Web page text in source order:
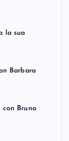
la sua
Barbara
Bruna